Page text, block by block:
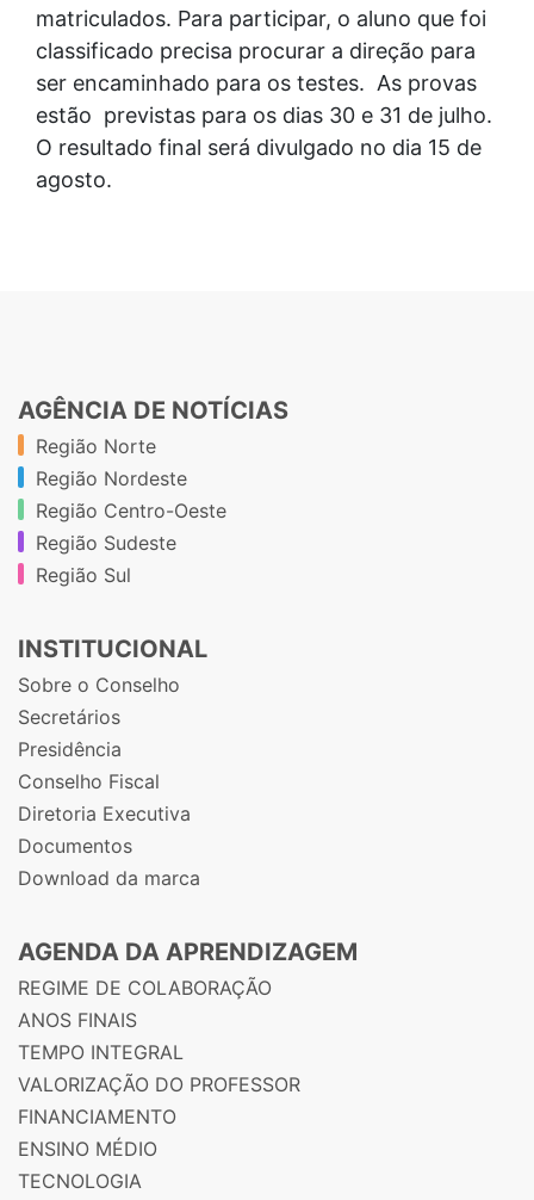
matriculados. Para participar, o aluno que foi
classificado precisa procurar a direção para
ser encaminhado para os testes. As provas
estão previstas para os dias 30 e 31 de julho.
O resultado final será divulgado no dia 15 de
agosto.
AGÊNCIA DE NOTÍCIAS
Região Norte
Região Nordeste
Região Centro-Oeste
Região Sudeste
Região Sul
INSTITUCIONAL
Sobre o Conselho
Secretários
Presidência
Conselho Fiscal
Diretoria Executiva
Documentos
Download da marca
AGENDA DA APRENDIZAGEM
REGIME DE COLABORAÇÃO
ANOS FINAIS
TEMPO INTEGRAL
VALORIZAÇÃO DO PROFESSOR
FINANCIAMENTO
ENSINO MÉDIO
TECNOLOGIA